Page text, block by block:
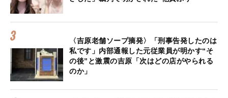
〈吉原老舗ソープ摘発〉「刑事告発したのは
私です」内部通報した元従業員が明かす“そ
の後”と激震の吉原「次はどの店がやられる
のか」